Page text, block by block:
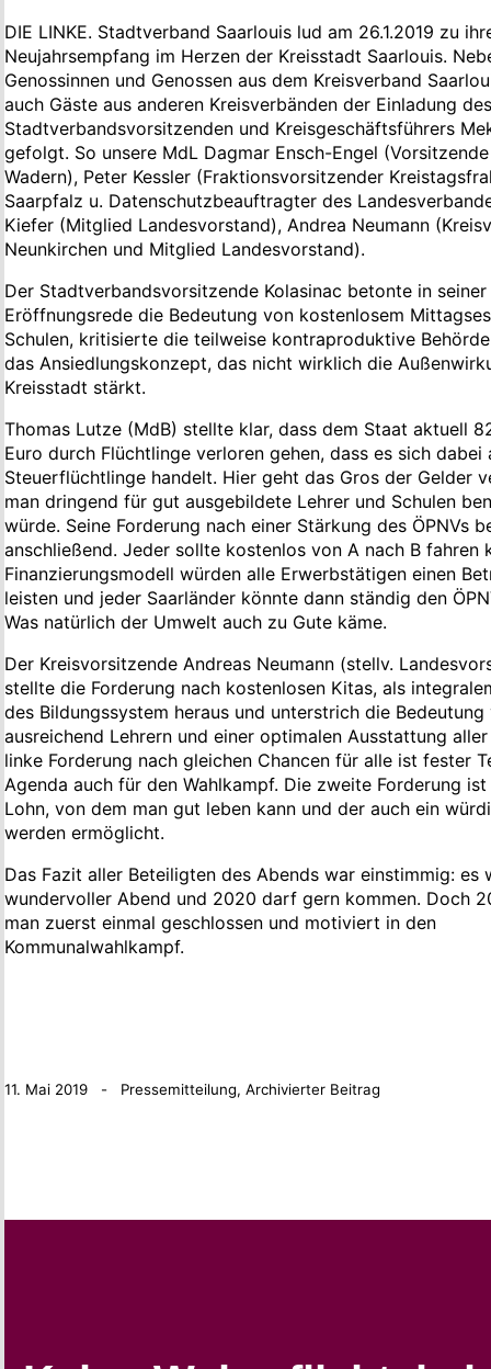
DIE LINKE. Stadtverband Saarlouis lud am 26.1.2019 zu
Neujahrsempfang im Herzen der Kreisstadt Saarlouis.
Genossinnen und Genossen aus dem Kreisverband
auch Gäste aus anderen Kreisverbänden der Einladung des
Stadtverbandsvorsitzenden und Kreisgeschäftsführers
gefolgt. So unsere MdL Dagmar Ensch-Engel
Wadern), Peter Kessler (Fraktionsvorsitzender
Saarpfalz u. Datenschutzbeauftragter des
Kiefer (Mitglied Landesvorstand), Andrea Neumann
Neunkirchen und Mitglied Landesvorstand).
Der Stadtverbandsvorsitzende Kolasinac betonte in seiner
Eröffnungsrede die Bedeutung von kostenlosem
Schulen, kritisierte die teilweise kontraproduktive
das Ansiedlungskonzept, das nicht wirklich die
Kreisstadt stärkt.
Thomas Lutze (MdB) stellte klar, dass dem Staat aktuell
Euro durch Flüchtlinge verloren gehen, dass es sich dabei
Steuerflüchtlinge handelt. Hier geht das Gros der Gelder
man dringend für gut ausgebildete Lehrer und Schulen
würde. Seine Forderung nach einer Stärkung des ÖPNVs
anschließend. Jeder sollte kostenlos von A nach B fahren
Finanzierungsmodell würden alle Erwerbstätigen einen
leisten und jeder Saarländer könnte dann ständig den
Was natürlich der Umwelt auch zu Gute käme.
Der Kreisvorsitzende Andreas Neumann (stellv.
stellte die Forderung nach kostenlosen Kitas, als
des Bildungssystem heraus und unterstrich die Bedeutung
ausreichend Lehrern und einer optimalen Ausstattung aller
linke Forderung nach gleichen Chancen für alle ist fester
Agenda auch für den Wahlkampf. Die zweite Forderung
Lohn, von dem man gut leben kann und der auch ein
werden ermöglicht.
Das Fazit aller Beteiligten des Abends war einstimmig: es
wundervoller Abend und 2020 darf gern kommen. Doch
man zuerst einmal geschlossen und motiviert in den
Kommunalwahlkampf.
11. Mai 2019 - Pressemitteilung, Archivierter Beitrag